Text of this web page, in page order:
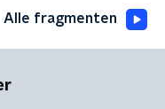
Alle fragmenten